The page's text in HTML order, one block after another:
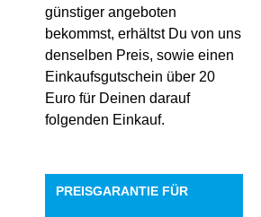
günstiger angeboten
bekommst, erhältst Du von uns
denselben Preis, sowie einen
Einkaufsgutschein über 20
Euro für Deinen darauf
folgenden Einkauf.
PREISGARANTIE FÜR